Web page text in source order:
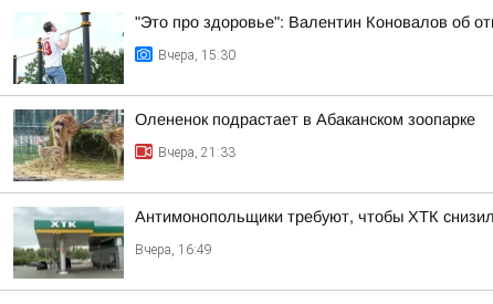
"Это про здоровье": Валентин Коновалов об
Вчера, 15:30
Олененок подрастает в Абаканском зоопарке
Вчера, 21:33
Антимонопольщики требуют, чтобы ХТК
Вчера, 16:49